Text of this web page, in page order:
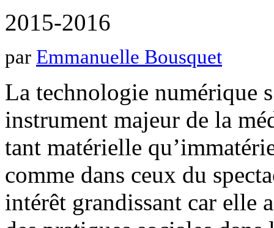
2015-2016
par Emmanuelle Bousquet
La technologie numérique
instrument majeur de la
tant matérielle
comme dans ceux du
intérêt grandissant car elle